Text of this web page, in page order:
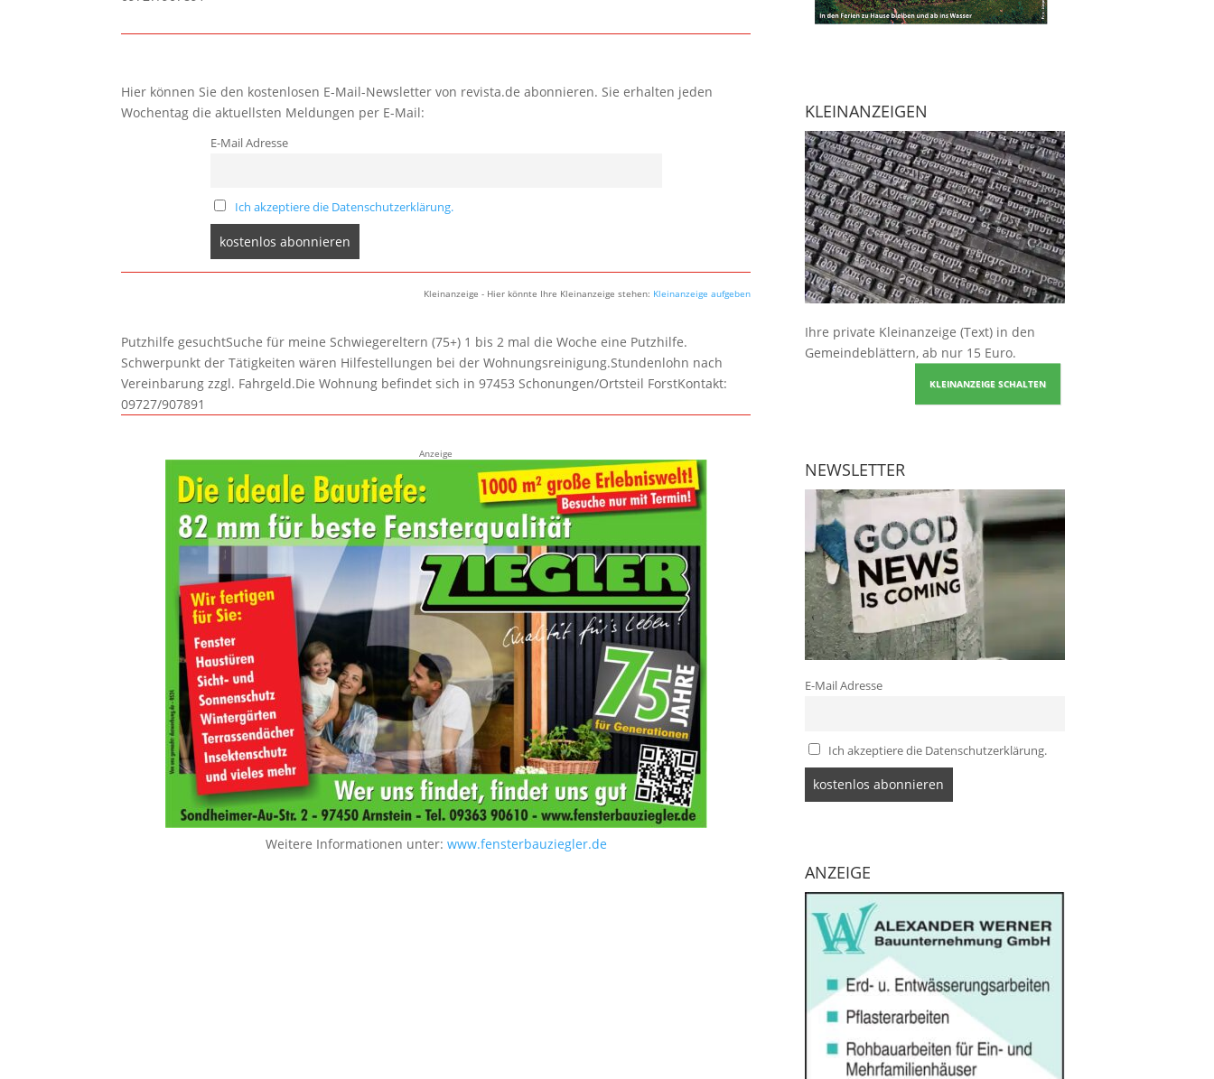
Hier können Sie den kostenlosen E-Mail-Newsletter von revista.de abonnieren. Sie erhalten jeden
Wochentag die aktuellsten Meldungen per E-Mail:
E-Mail Adresse
Ich akzeptiere die Datenschutzerklärung.
Kleinanzeige - Hier könnte Ihre Kleinanzeige stehen: Kleinanzeige aufgeben
Putzhilfe gesuchtSuche für meine Schwiegereltern (75+) 1 bis 2 mal die Woche eine Putzhilfe.
Schwerpunkt der Tätigkeiten wären Hilfestellungen bei der Wohnungsreinigung.Stundenlohn nach
Vereinbarung zzgl. Fahrgeld.Die Wohnung befindet sich in 97453 Schonungen/Ortsteil ForstKontakt:
09727/907891
Anzeige
Weitere Informationen unter: www.fensterbauziegler.de
KLEINANZEIGEN
Ihre private Kleinanzeige (Text) in den
Gemeindeblättern, ab nur 15 Euro.
KLEINANZEIGE SCHALTEN
NEWSLETTER
E-Mail Adresse
Ich akzeptiere die Datenschutzerklärung.
ANZEIGE